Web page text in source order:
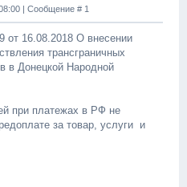
| Сообщение # 1
16.08.2018 О внесении
трансграничных
в Донецкой Народной
при платежах в РФ не
за товар, услуги и